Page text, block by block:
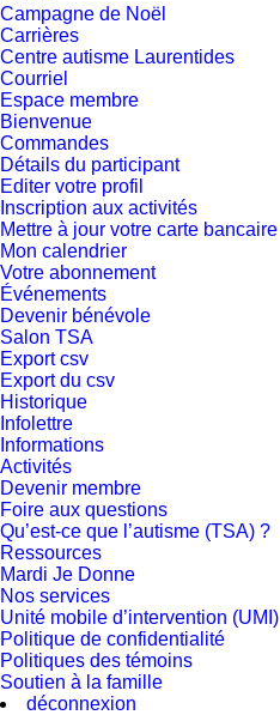
Campagne de Noël
Carrières
Centre autisme Laurentides
Courriel
Espace membre
Bienvenue
Commandes
Détails du participant
Editer votre profil
Inscription aux activités
Mettre à jour votre carte bancaire
Mon calendrier
Votre abonnement
Événements
Devenir bénévole
Salon TSA
Export csv
Export du csv
Historique
Infolettre
Informations
Activités
Devenir membre
Foire aux questions
Qu’est-ce que l’autisme (TSA) ?
Ressources
Mardi Je Donne
Nos services
Unité mobile d’intervention (UMI)
Politique de confidentialité
Politiques des témoins
Soutien à la famille
déconnexion